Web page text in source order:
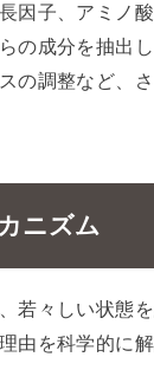
因子、アミノ
の成分を抽出
の調整など、
ニズム
若々しい状態
由を科学的に解